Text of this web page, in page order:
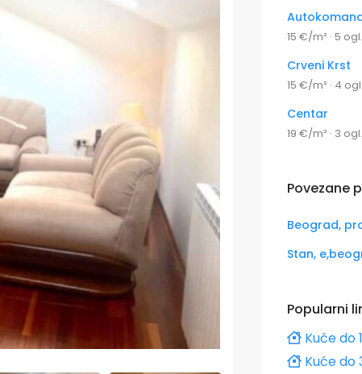
15 €/m² · 5 ogl.
Crveni Krst
15 €/m² · 4 ogl.
Centar
19 €/m² · 3 ogl.
Povezane
Beograd,
Stan,
Popularni
Kuće do
Kuće do